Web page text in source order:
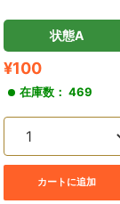
状態A
販
価
格
¥100
在庫数： 469
カートに追加